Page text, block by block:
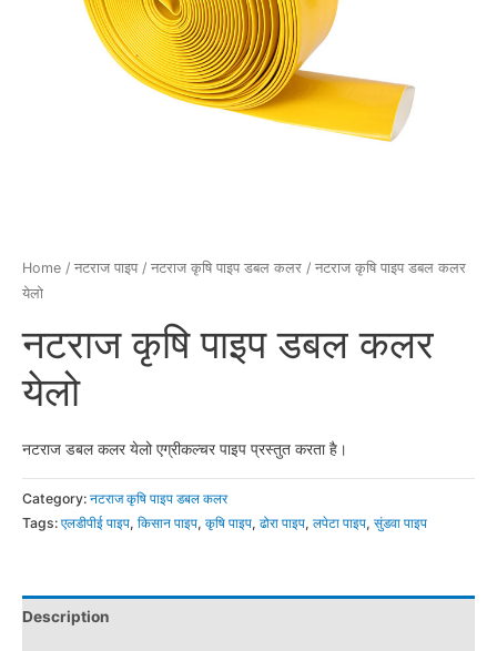
Home / नटराज पाइप/ नटराज कृषि पाइप डबल कलर / नटराज कृषि पाइप डबल कलर
येलो
नटराज कृषि पाइप डबल कलर
येलो
नटराज डबल कलर येलो एग्रीकल्चर पाइप प्रस्तुत करता है।
Category: नटराज कृषि पाइप डबल कलर
Tags: एलडीपीई पाइप, किसान पाइप, कृषि पाइप, ढोरा पाइप, लपेटा पाइप, सुंडवा पाइप
Description